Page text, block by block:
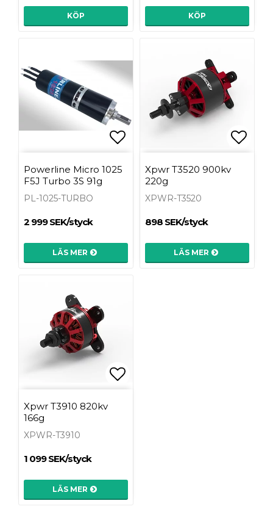
KÖP KÖP
Powerline Micro 1025
F5J Turbo 3S 91g
PL-1025-TURBO
2 999 SEK/styck
LÄS MER
Xpwr T3520 900kv
220g
XPWR-T3520
898 SEK/styck
LÄS MER
Xpwr T3910 820kv
166g
XPWR-T3910
1 099 SEK/styck
LÄS MER